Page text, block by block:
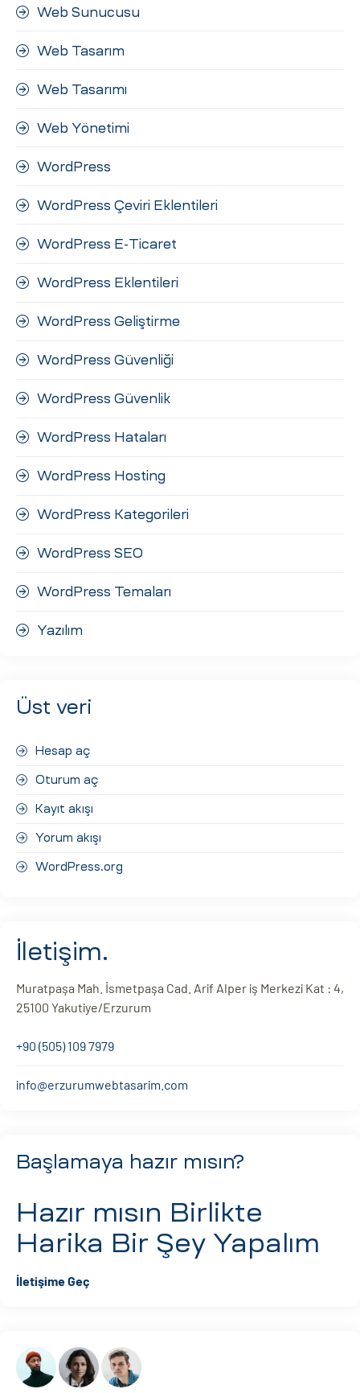
Web Sunucusu
Web Tasarım
Web Tasarımı
Web Yönetimi
WordPress
WordPress Çeviri Eklentileri
WordPress E-Ticaret
WordPress Eklentileri
WordPress Geliştirme
WordPress Güvenliği
WordPress Güvenlik
WordPress Hataları
WordPress Hosting
WordPress Kategorileri
WordPress SEO
WordPress Temaları
Yazılım
Üst veri
Hesap aç
Oturum aç
Kayıt akışı
Yorum akışı
WordPress.org
İletişim.
Muratpaşa Mah. İsmetpaşa Cad. Arif Alper iş Merkezi Kat : 4,
25100 Yakutiye/Erzurum
+90 (505) 109 7979
info@erzurumwebtasarim.com
Başlamaya hazır mısın?
Hazır mısın Birlikte
Harika Bir Şey Yapalım
İletişime Geç